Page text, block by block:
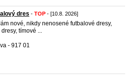
dres - TOP - [10.8. 2026]
nové, nikdy nenosené futbalové dresy,
dresy, tímové ...
- 917 01